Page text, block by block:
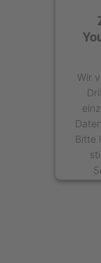
Wir
Bitte